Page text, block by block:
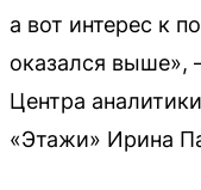
а вот интерес к
оказался выше»,
Центра
«Этажи» Ирина